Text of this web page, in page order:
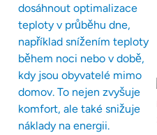
dosáhnout optimalizace
teploty v průběhu dne,
například snížením teploty
během noci nebo v době,
kdy jsou obyvatelé mimo
domov. To nejen zvyšuje
komfort, ale také snižuje
náklady na energii.